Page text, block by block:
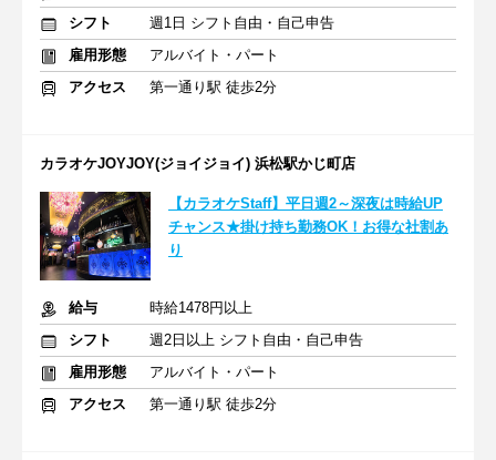
シフト
週1日 シフト自由・自己申告
雇用形態
アルバイト・パート
アクセス
第一通り駅 徒歩2分
カラオケJOYJOY(ジョイジョイ) 浜松駅かじ町店
【カラオケStaff】平日週2～深夜は時給UP
チャンス★掛け持ち勤務OK！お得な社割あ
り
給与
時給1478円以上
シフト
週2日以上 シフト自由・自己申告
雇用形態
アルバイト・パート
アクセス
第一通り駅 徒歩2分